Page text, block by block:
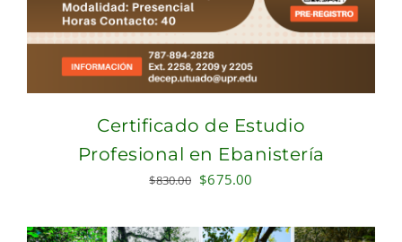
Certificado de Estudio
Profesional en Ebanistería
$830.00 Original
was:
$675.00
is: